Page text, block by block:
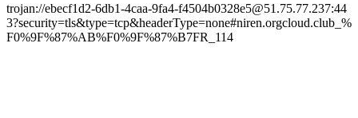
trojan://ebecf1d2-6db1-4caa-9fa4-f4504b0328e5@51.75.77.237:44
3?security=tls&type=tcp&headerType=none#niren.orgcloud.club_%
F0%9F%87%AB%F0%9F%87%B7FR_114